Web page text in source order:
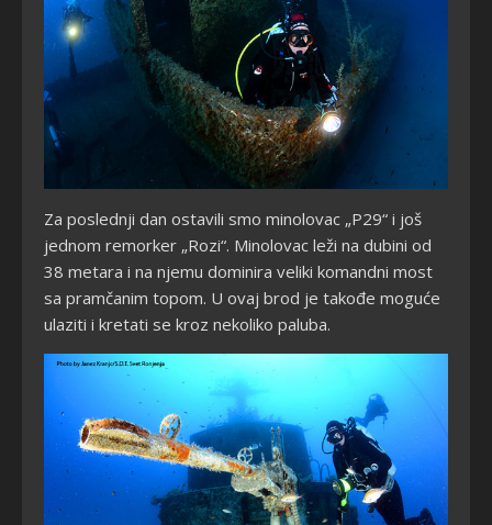
Za poslednji dan ostavili smo minolovac „P29“ i još
jednom remorker „Rozi“. Minolovac leži na dubini od
38 metara i na njemu dominira veliki komandni most
sa pramčanim topom. U ovaj brod je takođe moguće
ulaziti i kretati se kroz nekoliko paluba.